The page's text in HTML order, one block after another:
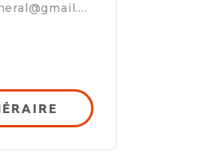
gestion.magasingeneral@gmail.com